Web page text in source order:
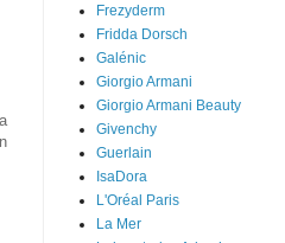
Frezyderm
Fridda Dorsch
Galénic
Giorgio Armani
Giorgio Armani Beauty
Givenchy
Guerlain
IsaDora
L'Oréal Paris
La Mer